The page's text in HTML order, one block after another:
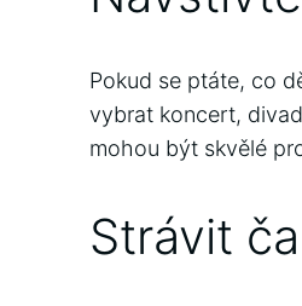
Pokud se ptáte, co
vybrat koncert,
mohou být skvělé
Strávit